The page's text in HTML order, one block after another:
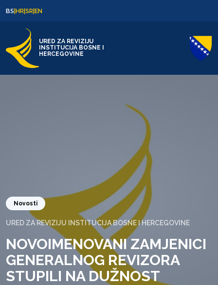
BS|HR|SR|EN
URED ZA REVIZIJU
INSTITUCIJA BOSNE I
HERCEGOVINE
Novosti
URED ZA REVIZIJU INSTITUCIJA BOSNE I HERCEGOVINE
NOVOIMENOVANI ZAMJENICI
GENERALNOG REVIZORA
STUPILI NA DUŽNOST